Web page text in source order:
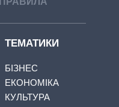
ТЕМАТИКИ
БІЗНЕС
ЕКОНОМІКА
КУЛЬТУРА